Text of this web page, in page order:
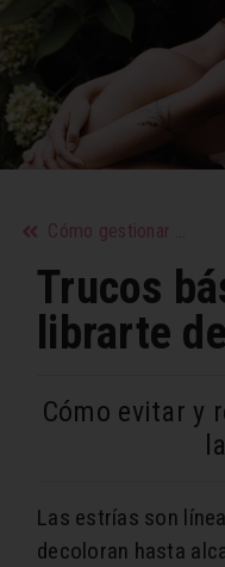
Cómo gestionar una ruptura si todavía estás enamorada
Trucos
librarte
Cómo evitar y
Las estrías son
decoloran hasta